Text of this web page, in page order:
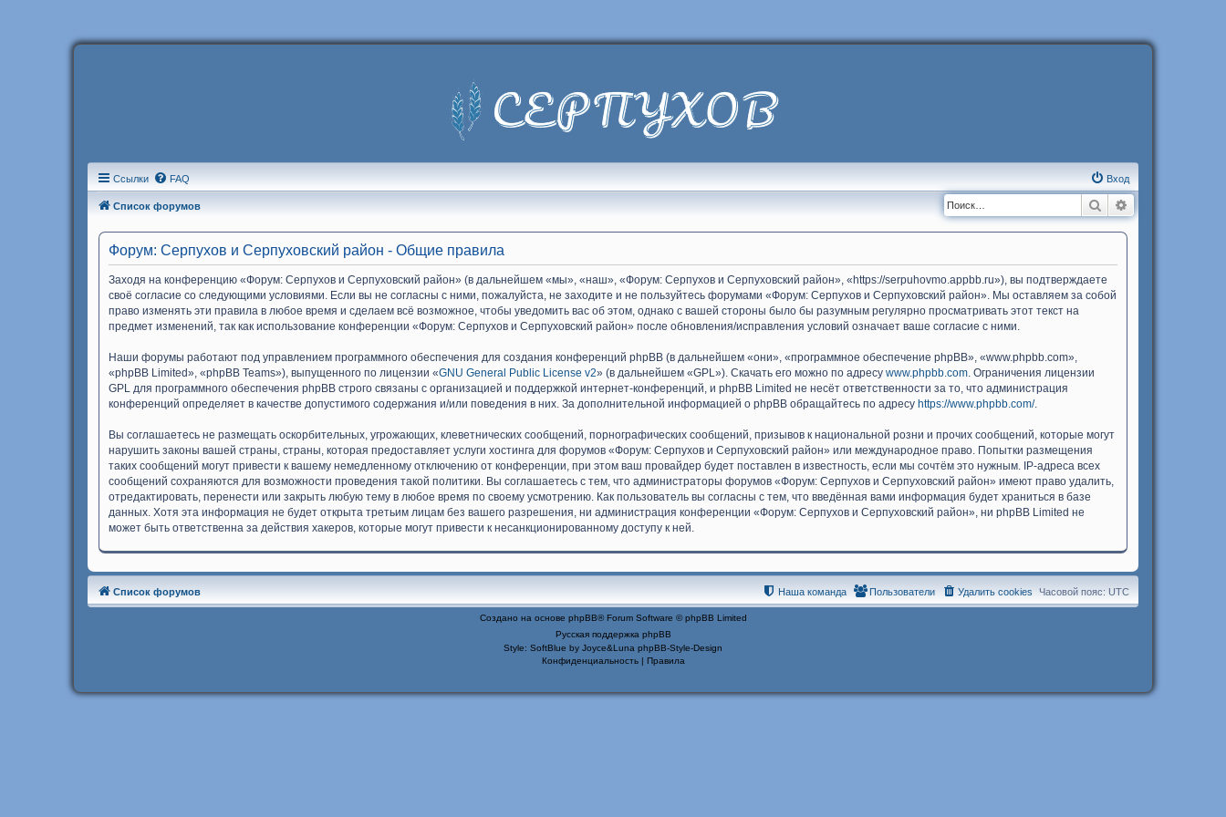
Ссылки FAQ Вход
Список форумов Поиск
Форум: Серпухов и Серпуховский район - Общие правила
Заходя на конференцию «Форум: Серпухов и Серпуховский район» (в дальнейшем «мы», «наш», «Форум: Серпухов и Серпуховский район», «https://serpuhovmo.appbb.ru»), вы подтверждаете
своё согласие со следующими условиями. Если вы не согласны с ними, пожалуйста, не заходите и не пользуйтесь форумами «Форум: Серпухов и Серпуховский район». Мы оставляем за собой
право изменять эти правила в любое время и сделаем всё возможное, чтобы уведомить вас об этом, однако с вашей стороны было бы разумным регулярно просматривать этот текст на
предмет изменений, так как использование конференции «Форум: Серпухов и Серпуховский район» после обновления/исправления условий означает ваше согласие с ними.
Наши форумы работают под управлением программного обеспечения для создания конференций phpBB (в дальнейшем «они», «программное обеспечение phpBB», «www.phpbb.com»,
«phpBB Limited», «phpBB Teams»), выпущенного по лицензии «GNU General Public License v2» (в дальнейшем «GPL»). Скачать его можно по адресу www.phpbb.com. Ограничения лицензии
GPL для программного обеспечения phpBB строго связаны с организацией и поддержкой интернет-конференций, и phpBB Limited не несёт ответственности за то, что администрация
конференций определяет в качестве допустимого содержания и/или поведения в них. За дополнительной информацией о phpBB обращайтесь по адресу https://www.phpbb.com/.
Вы соглашаетесь не размещать оскорбительных, угрожающих, клеветнических сообщений, порнографических сообщений, призывов к национальной розни и прочих сообщений, которые могут
нарушить законы вашей страны, страны, которая предоставляет услуги хостинга для форумов «Форум: Серпухов и Серпуховский район» или международное право. Попытки размещения
таких сообщений могут привести к вашему немедленному отключению от конференции, при этом ваш провайдер будет поставлен в известность, если мы сочтём это нужным. IP-адреса всех
сообщений сохраняются для возможности проведения такой политики. Вы соглашаетесь с тем, что администраторы форумов «Форум: Серпухов и Серпуховский район» имеют право удалить,
отредактировать, перенести или закрыть любую тему в любое время по своему усмотрению. Как пользователь вы согласны с тем, что введённая вами информация будет храниться в базе
данных. Хотя эта информация не будет открыта третьим лицам без вашего разрешения, ни администрация конференции «Форум: Серпухов и Серпуховский район», ни phpBB Limited не
может быть ответственна за действия хакеров, которые могут привести к несанкционированному доступу к ней.
Список форумов Часовой пояс: UTC
Удалить cookies
Пользователи
Наша команда
Создано на основе phpBB® Forum Software © phpBB Limited
Русская поддержка phpBB
Style: SoftBlue by Joyce&Luna phpBB-Style-Design
Конфиденциальность| Правила